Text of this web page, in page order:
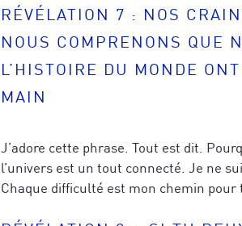
RÉVÉLATION 7 : NOS
NOUS COMPRENONS QUE
L’HISTOIRE DU MONDE
MAIN
J’adore cette phrase. Tout est dit.
l’univers est un tout connecté. Je ne
Chaque difficulté est mon chemin pour